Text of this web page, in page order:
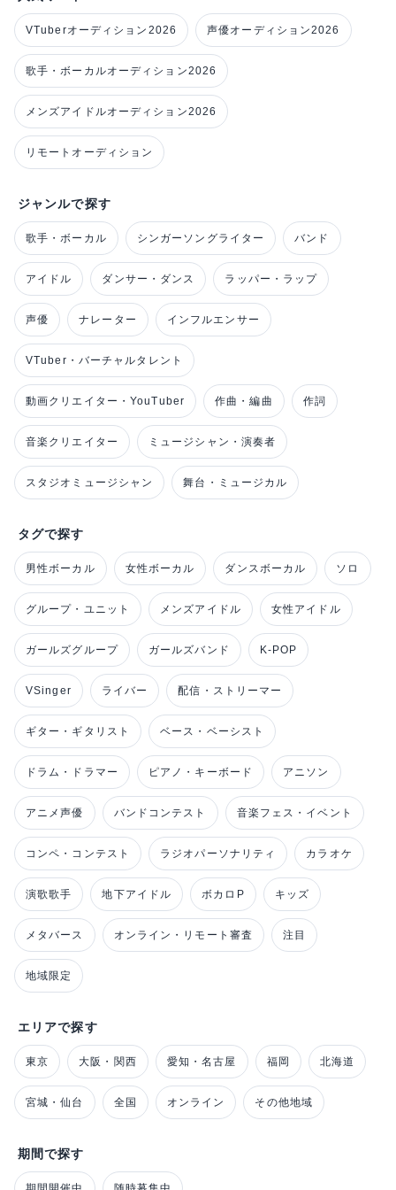
VTuberオーディション2026 声優オーディション2026
歌手・ボーカルオーディション2026
メンズアイドルオーディション2026
リモートオーディション
ジャンルで探す
歌手・ボーカル シンガーソングライター バンド
アイドル ダンサー・ダンス ラッパー・ラップ
声優 ナレーター インフルエンサー
VTuber・バーチャルタレント
動画クリエイター・YouTuber 作曲・編曲 作詞
音楽クリエイター ミュージシャン・演奏者
スタジオミュージシャン 舞台・ミュージカル
タグで探す
男性ボーカル 女性ボーカル ダンスボーカル ソロ
グループ・ユニット メンズアイドル 女性アイドル
ガールズグループ ガールズバンド K-POP
VSinger ライバー 配信・ストリーマー
ギター・ギタリスト ベース・ベーシスト
ドラム・ドラマー ピアノ・キーボード アニソン
アニメ声優 バンドコンテスト 音楽フェス・イベント
コンペ・コンテスト ラジオパーソナリティ カラオケ
演歌歌手 地下アイドル ボカロP キッズ
メタバース オンライン・リモート審査 注目
地域限定
エリアで探す
東京 大阪・関西 愛知・名古屋 福岡 北海道
宮城・仙台 全国 オンライン その他地域
期間で探す